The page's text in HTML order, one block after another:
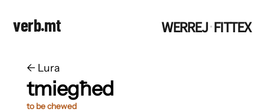
verb.mt WERREJ·FITTEX
← ​​Lura
tmiegħed
to be chewed